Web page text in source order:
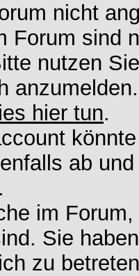
nicht
Forum sind
nutzen
hier tun.
ab
im
Sie
zu